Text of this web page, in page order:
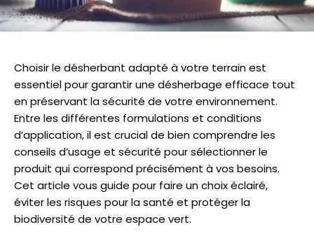
Choisir le désherbant adapté à votre terrain est
essentiel pour garantir une désherbage efficace tout
en préservant la sécurité de votre environnement.
Entre les différentes formulations et conditions
d’application, il est crucial de bien comprendre les
conseils d’usage et sécurité pour sélectionner le
produit qui correspond précisément à vos besoins.
Cet article vous guide pour faire un choix éclairé,
éviter les risques pour la santé et protéger la
biodiversité de votre espace vert.